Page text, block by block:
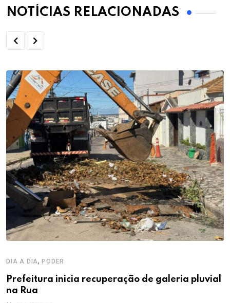
NOTÍCIAS RELACIONADAS
DIA A DIA,PODER
Prefeitura inicia recuperação de galeria pluvial
na Rua